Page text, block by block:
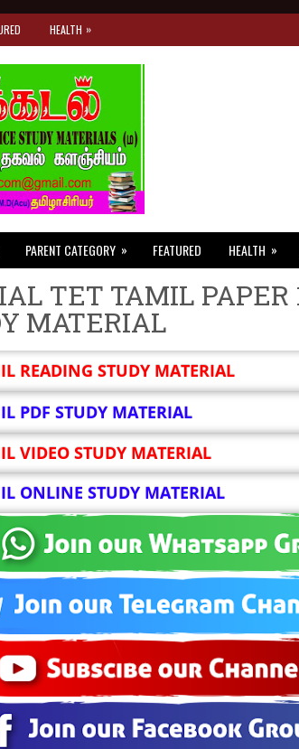
HEALTH »
PARENT CATEGORY » FEATURED HEALTH »
TET TAMIL PAPER
MATERIAL
READING STUDY MATERIAL
PDF STUDY MATERIAL
VIDEO STUDY MATERIAL
ONLINE STUDY MATERIAL